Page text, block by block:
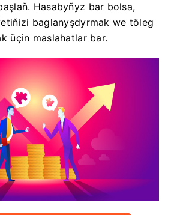
Hasabyňyz bar bolsa,
baglanyşdyrmak we töleg
üçin maslahatlar bar.